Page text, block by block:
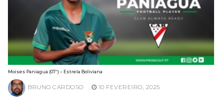
Moises Paniagua (07′) – Estrela Boliviana
BRUNO CARDOSO 10 FEVEREIRO, 2025